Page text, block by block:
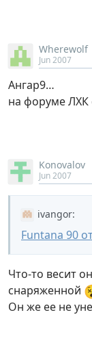
Wherewolf
Jun 2007
Ангар9…
на форуме
Konovalov
Jun 2007
ivangor:
Funtana 90
Что-то весит
снаряженной
Он же ее не